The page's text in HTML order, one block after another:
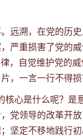
远溯，在党的历
严重损害了党的威
，自觉维护党的
，一言一行不得损
心是什么呢？是
党领导的改革开
坚定不移地践行